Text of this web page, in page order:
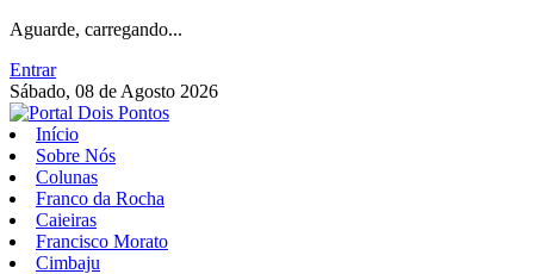
Aguarde, carregando...
Entrar
Sábado, 08 de Agosto 2026
Início
Sobre Nós
Colunas
Franco da Rocha
Caieiras
Francisco Morato
Cimbaju